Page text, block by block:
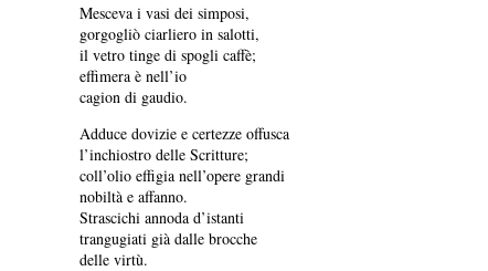
Mesceva i vasi dei simposi,
gorgogliò ciarliero in salotti,
il vetro tinge di spogli caffè;
effimera è nell’io
cagion di gaudio.
Adduce dovizie e certezze offusca
l’inchiostro delle Scritture;
coll’olio effigia nell’opere grandi
nobiltà e affanno.
Strascichi annoda d’istanti
trangugiati già dalle brocche
delle virtù.